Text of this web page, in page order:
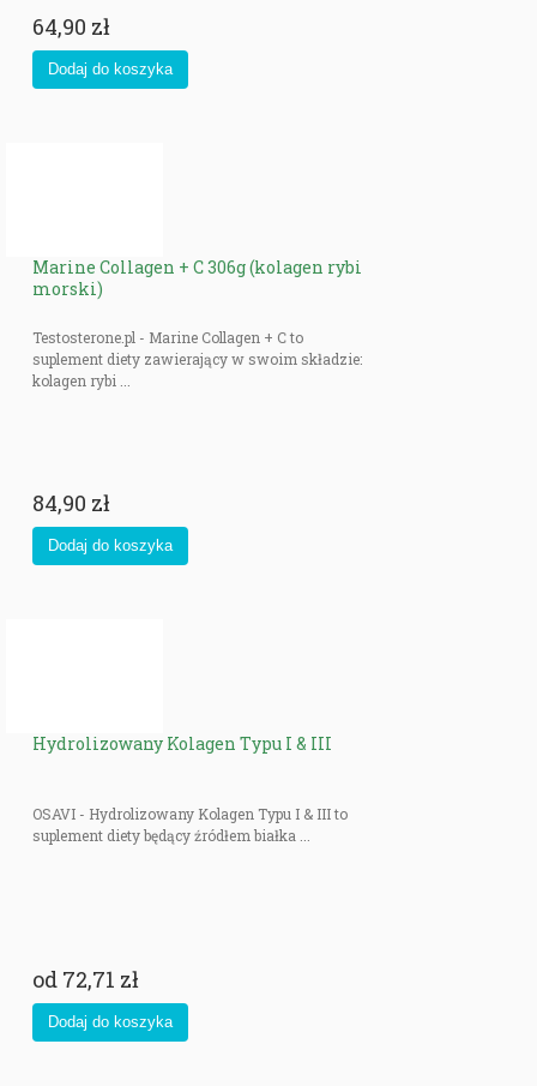
64,90 zł
Marine Collagen + C 306g (kolagen rybi
morski)
Testosterone.pl - Marine Collagen + C to
suplement diety zawierający w swoim składzie:
kolagen rybi ...
84,90 zł
Hydrolizowany Kolagen Typu I & III
OSAVI - Hydrolizowany Kolagen Typu I & III to
suplement diety będący źródłem białka ...
od 72,71 zł